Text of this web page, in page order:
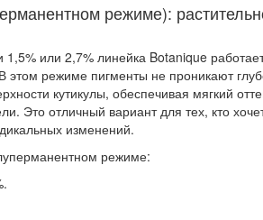
режиме):
или 2,7% линейка Botanique
этом режиме пигменты не проникают
кутикулы, обеспечивая мягкий
Это отличный вариант для тех, кто
изменений.
режиме: